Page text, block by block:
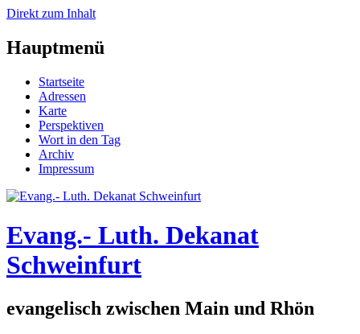
Direkt zum Inhalt
Hauptmenü
Startseite
Adressen
Karte
Perspektiven
Wort in den Tag
Archiv
Impressum
Evang.- Luth. Dekanat
Schweinfurt
evangelisch zwischen Main und Rhön